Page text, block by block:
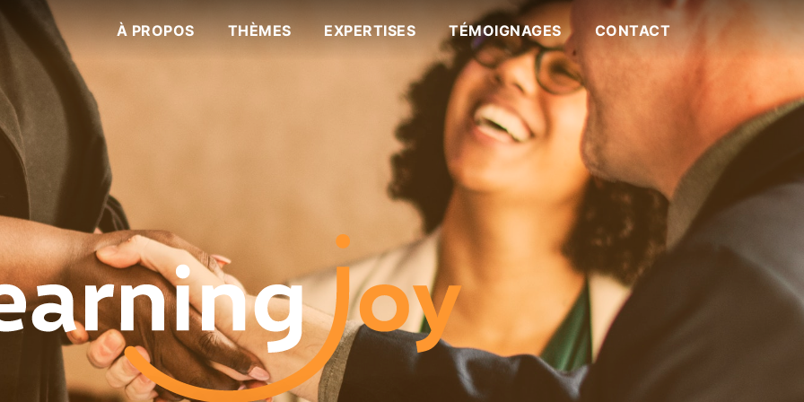
À PROPOS THÈMES EXPERTISES TÉMOIGNAGES CONTACT